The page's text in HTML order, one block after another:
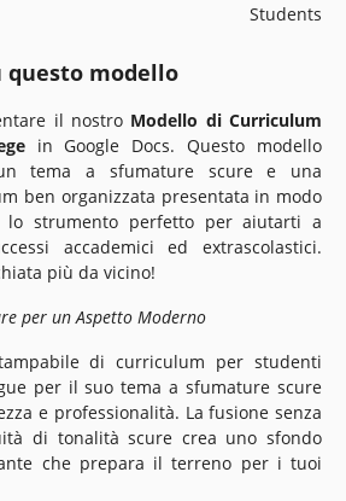
Students
modello
il nostro Modello di Curriculum
in Google Docs. Questo modello
tema a sfumature scure e una
ben organizzata presentata in modo
lo strumento perfetto per aiutarti a
accademici ed extrascolastici.
più da vicino!
per un Aspetto Moderno
di curriculum per studenti
per il suo tema a sfumature scure
e professionalità. La fusione senza
di tonalità scure crea uno sfondo
che prepara il terreno per i tuoi